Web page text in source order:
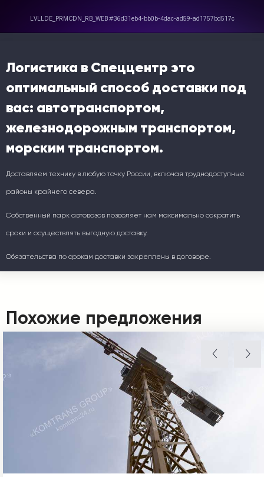
Логистика в Спеццентр это
оптимальный способ доставки под
вас: автотранспортом,
железнодорожным транспортом,
морским транспортом.
Доставляем технику в любую точку России, включая труднодоступные
районы крайнего севера.
Собственный парк автовозов позволяет нам максимально сократить
сроки и осуществлять выгодную доставку.
Обязательства по срокам доставки закреплены в договоре.
Похожие предложения